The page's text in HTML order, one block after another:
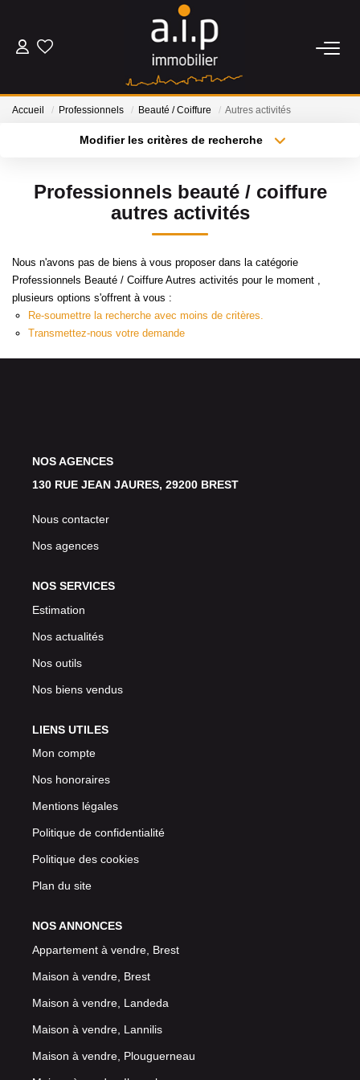
ACHETER
NOS AGENCES
Qui Sommes Nous
Nos Actualités
Accueil Professionnels Beauté / Coiffure Autres activités
Modifier les critères de recherche
Type de bien
Surface min
Créer une alerte
Professionnels beauté / coiffure
autres activités
Nous n'avons pas de biens à vous proposer dans la catégorie
Professionnels Beauté / Coiffure Autres activités pour le moment ,
plusieurs options s'offrent à vous :
Re-soumettre la recherche avec moins de critères.
Transmettez-nous votre demande
NOS AGENCES
130 RUE JEAN JAURES, 29200 BREST
Nous contacter
Nos agences
NOS SERVICES
Estimation
Nos actualités
Nos outils
Nos biens vendus
LIENS UTILES
Mon compte
Nos honoraires
Mentions légales
Politique de confidentialité
Politique des cookies
Plan du site
NOS ANNONCES
Appartement à vendre, Brest
Maison à vendre, Brest
Maison à vendre, Landeda
Maison à vendre, Lannilis
Maison à vendre, Plouguerneau